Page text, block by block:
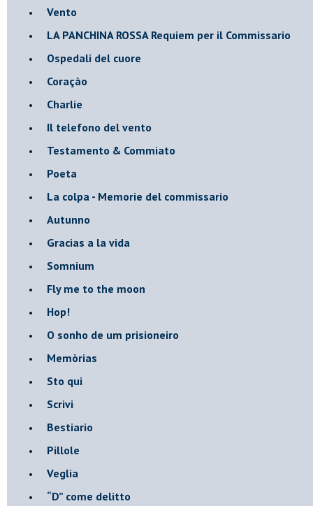
Vento
​LA PANCHINA ROSSA Requiem per il Commissario
Ospedali del cuore
Coraçào
Charlie
Il telefono del vento
Testamento & Commiato
Poeta
​La colpa - Memorie del commissario
Autunno
Gracias a la vida
Somnium
Fly me to the moon
Hop!
O sonho de um prisioneiro
Memòrias
Sto qui
Scrivi
Bestiario
Pillole
Veglia
​“D” come delitto